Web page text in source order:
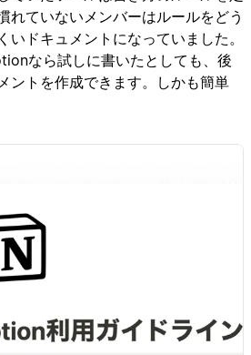
れていないメンバーはルールをどう
いドキュメントになっていました。
なら試しに書いたとしても、後
ントを作成できます。しかも簡単